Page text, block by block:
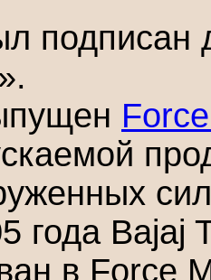
подписан
года Bajaj
в Force